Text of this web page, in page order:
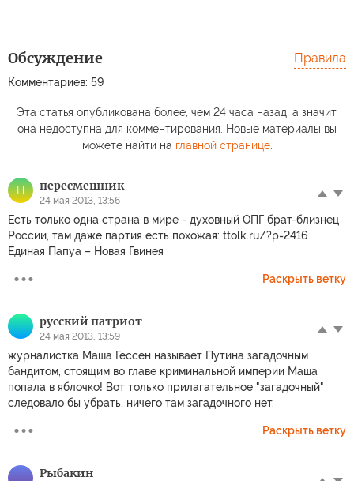
Обсуждение
Комментариев: 59
Правила
Эта статья опубликована более, чем 24 часа назад, а значит,
она недоступна для комментирования. Новые материалы вы
можете найти на главной странице.
П пeресмeшник
24 мая 2013, 13:56
Есть только одна страна в мире - духовный ОПГ брат-близнец
России, там даже партия есть похожая: ttolk.ru/?p=2416
Единая Папуа – Новая Гвинея
Раскрыть ветку
русский патриoт
24 мая 2013, 13:59
журналистка Маша Гессен называет Путина загадочным
бандитом, стоящим во главе криминальной империи Маша
попала в яблочко! Вот только прилагательное "загадочный"
следовало бы убрать, ничего там загадочного нет.
Раскрыть ветку
Рыбакин